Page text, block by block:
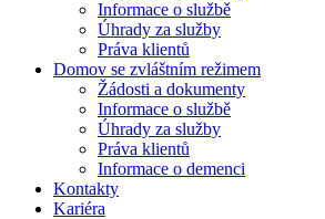
Informace o službě
Úhrady za služby
Práva klientů
Domov se zvláštním režimem
Žádosti a dokumenty
Informace o službě
Úhrady za služby
Práva klientů
Informace o demenci
Kontakty
Kariéra